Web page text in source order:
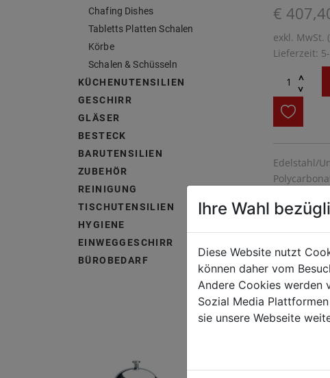
Chafing Dishes
Tabletts Platten Schalen
Körbe
Schalen & Schüsseln
KÜCHENUTENSILIEN
GESCHIRR
GLÄSER
BESTECK
BARUTENSILIEN
ZUBEHÖR
REINIGUNG
TISCHUTENSILIEN
HYGIENE
EINWEGGESCHIRR
BÜROBEDARF
€
exkl. MwSt.
Lieferzeit:
^
^
Edelstahl/
Ihre Wahl
Diese Website nutzt
können daher vom
Andere Cookies werden
Sozial Media
sie unsere Webseite